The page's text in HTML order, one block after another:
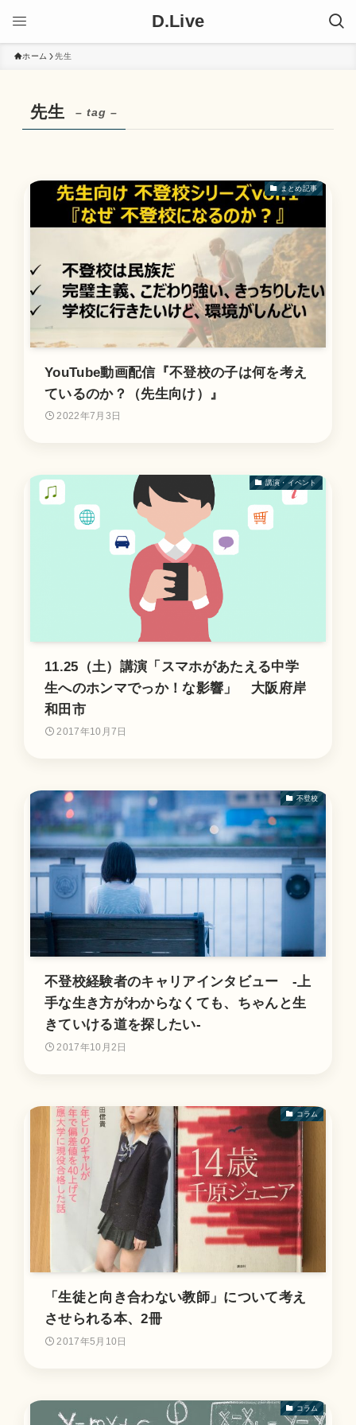
D.Live
ホーム 先生
先生 – tag –
まとめ記事
YouTube動画配信『不登校の子は何を考え
ているのか？（先生向け）』
2022年7月3日
講演・イベント
11.25（土）講演「スマホがあたえる中学
生へのホンマでっか！な影響」 大阪府岸
和田市
2017年10月7日
不登校
不登校経験者のキャリアインタビュー -上
手な生き方がわからなくても、ちゃんと生
きていける道を探したい-
2017年10月2日
コラム
「生徒と向き合わない教師」について考え
させられる本、2冊
2017年5月10日
コラム